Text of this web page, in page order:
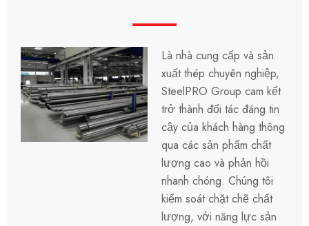
Là nhà cung cấp và sản
xuất thép chuyên nghiệp,
SteelPRO Group cam kết
trở thành đối tác đáng tin
cậy của khách hàng thông
qua các sản phẩm chất
lượng cao và phản hồi
nhanh chóng. Chúng tôi
kiểm soát chặt chẽ chất
lượng, với năng lực sản